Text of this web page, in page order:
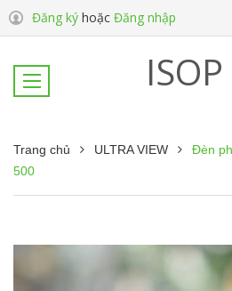
Đăng ký hoặc Đăng nhập
ISOP
Trang chủ ULTRA VIEW
Đèn
500